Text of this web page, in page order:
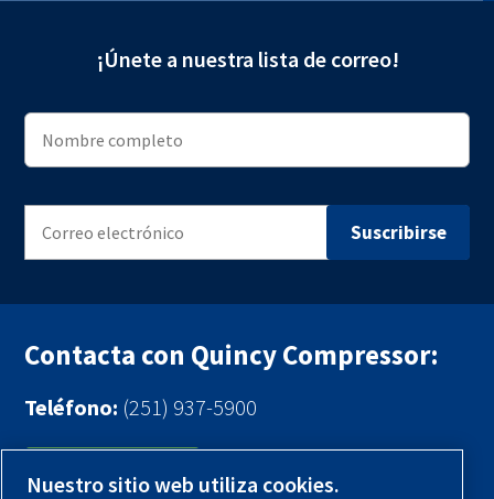
¡Únete a nuestra lista de correo!
Contacta con Quincy Compressor:
Teléfono: (251) 937-5900
Contáctenos
Nuestro sitio web utiliza cookies.